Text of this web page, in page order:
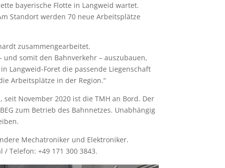
bayerische Flotte in Langweid wartet.
Standort werden 70 neue Arbeitsplätze
zusammengearbeitet.
somit den Bahnverkehr – auszubauen,
Langweid-Foret die passende Liegenschaft
Arbeitsplätze in der Region.“
November 2020 ist die TMH an Bord. Der
zum Betrieb des Bahnnetzes. Unabhängig
Mechatroniker und Elektroniker.
Telefon: +49 171 300 3843.